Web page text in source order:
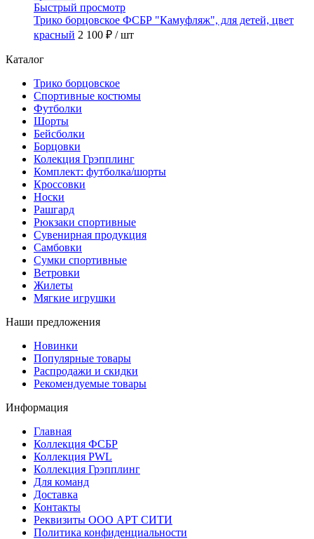
Быстрый просмотр
Трико борцовское ФСБР "Камуфляж", для детей, цвет
красный 2 100 ₽ / шт
Каталог
Трико борцовское
Спортивные костюмы
Футболки
Шорты
Бейсболки
Борцовки
Колекция Грэпплинг
Комплект: футболка/шорты
Кроссовки
Носки
Рашгард
Рюкзаки спортивные
Сувенирная продукция
Самбовки
Сумки спортивные
Ветровки
Жилеты
Мягкие игрушки
Наши предложения
Новинки
Популярные товары
Распродажи и скидки
Рекомендуемые товары
Информация
Главная
Коллекция ФСБР
Коллекция PWL
Коллекция Грэпплинг
Для команд
Доставка
Контакты
Реквизиты ООО АРТ СИТИ
Политика конфиденциальности